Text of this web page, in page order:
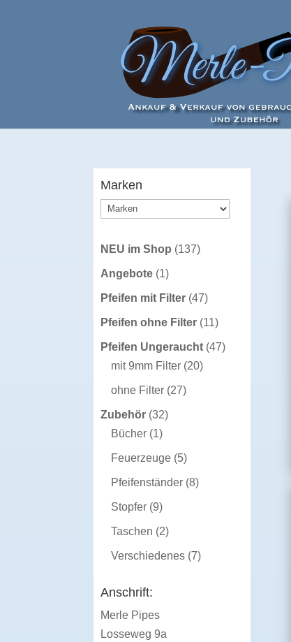
Marken
NEU im Shop 137137
Angebote 11
Produkt
Pfeifen mit Filter 4747
Produkte
Pfeifen ohne Filter 1111
Produkte
Pfeifen Ungeraucht 4747
mit 9mm Filter 2020
ohne Filter 2727
Zubehör 3232
Bücher 11
Produkt
Feuerzeuge 55
Produkte
Pfeifenständer 88
Stopfer 99
Produkte
Taschen 22
Produkte
Verschiedenes 77
Anschrift:
Merle Pipes
Losseweg 9a